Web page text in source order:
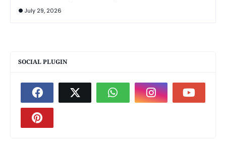
July 29, 2026
SOCIAL PLUGIN